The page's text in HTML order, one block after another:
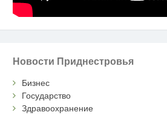
Новости Приднестровья
Бизнес
Государство
Здравоохранение